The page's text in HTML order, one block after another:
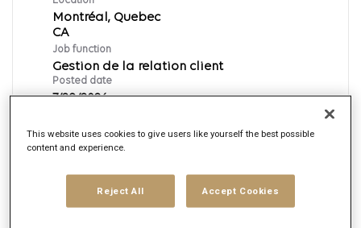
Montréal, Quebec
Job function
Gestion de la relation client
Posted date
7/29/2026
This website uses cookies to give users like yourself the best possible
content and experience.
Reject All Accept Cookies